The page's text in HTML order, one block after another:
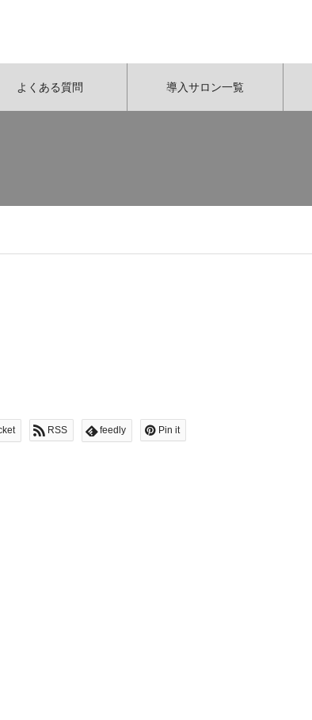
よくある質問 導入サロン一覧
RSS feedly Pin it